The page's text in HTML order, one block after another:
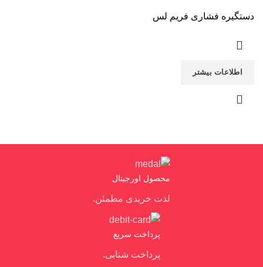
دستگیره فشاری فریم لس
اطلاعات بیشتر
محصول اورجینال
لذت خریدی مطمئن.
پرداخت سریع
پرداخت شتابی.